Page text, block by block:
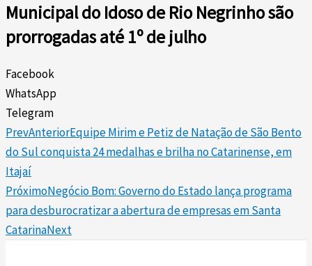
Municipal do Idoso de Rio Negrinho são
prorrogadas até 1º de julho
Facebook
WhatsApp
Telegram
PrevAnteriorEquipe Mirim e Petiz de Natação de São Bento
do Sul conquista 24 medalhas e brilha no Catarinense, em
Itajaí
PróximoNegócio Bom: Governo do Estado lança programa
para desburocratizar a abertura de empresas em Santa
CatarinaNext